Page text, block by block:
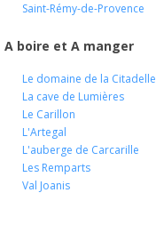
Saint-Rémy-de-Provence
A boire et A manger
Le domaine de la Citadelle
La cave de Lumières
Le Carillon
L'Artegal
L'auberge de Carcarille
Les Remparts
Val Joanis